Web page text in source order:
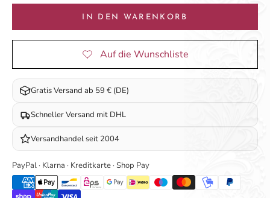
IN DEN WARENKORB
Gratis Versand ab 59 € (DE)
Schneller Versand mit DHL
Versandhandel seit 2004
PayPal · Klarna · Kreditkarte · Shop Pay